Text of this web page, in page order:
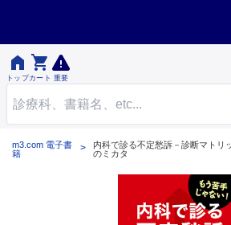

トップ

カート 重要
m3.com 電子書
籍
内科で診る不定愁訴－診断マトリ
のミカタ